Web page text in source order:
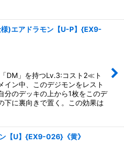
)エアドラモン【U-P】{EX9-
DM」を持つLv.3:コスト2≪ト
イン中、このデジモンをレスト
分のデッキの上から1枚をこのデ
下に裏向きで置く。この効果は
【U】{EX9-026}《黄》